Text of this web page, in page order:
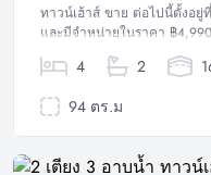
ทาวน์เฮ้าส์ ขาย ต่อไปนี้ตั้งอยู่
และมีจำหน่ายในราคา ฿
4 2
94 ตร.ม